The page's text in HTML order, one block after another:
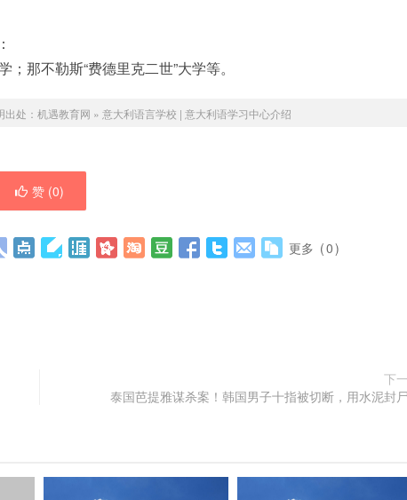
那不勒斯“费德里克二世”大学等。
处： 机遇教育网 » 意大利语言学校 | ​意大利语学习中心介绍
赞 (0)
更多 (0)
下
泰国芭提雅谋杀案！韩国男子十指被切断，用水泥封